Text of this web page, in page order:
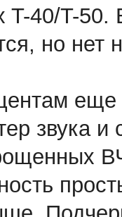
T-40/T-50.
но нет
звука